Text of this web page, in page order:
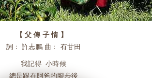
【 父 傳 子 情 】
詞： 許志鵬 曲： 有甘田
我記得 小時候
總是跟在阿爸的腳步後